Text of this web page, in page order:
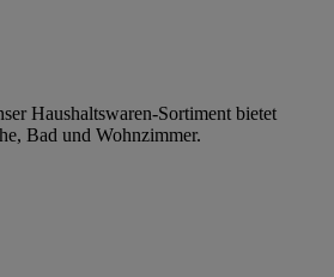
Haushaltswaren-Sortiment bietet
Bad und Wohnzimmer.